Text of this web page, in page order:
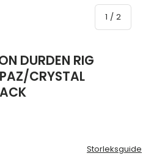
1 / av
2
DURDEN RIG
CRYSTAL
Storleksguide